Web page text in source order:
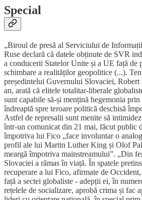
Special
„Biroul de presă al Serviciului de
Ruse declară că datele obținute de SVR
a conducerii Statelor Unite și a UE față de
schimbare a realităților geopolitice (...).
președintelui Guvernului Slovaciei, Robert
an, arată că elitele totalitar-liberale
sunt capabile să-și mențină hegemonia
îndreaptă spre teroare politică deschisă
Astfel de represalii sunt menite să
într-un comunicat din 21 mai, făcut public
împotriva lui Fico „face involuntar o
profil ale lui Martin Luther King și Olof
meargă împotriva mainstreamului”. „Din
Slovaciei a rămas în viață. În spatele
recuperare a lui Fico, afirmate de Occident,
față a sectei globaliste - adepții ei, în
rețelele de socializare, aprobă crima și fac